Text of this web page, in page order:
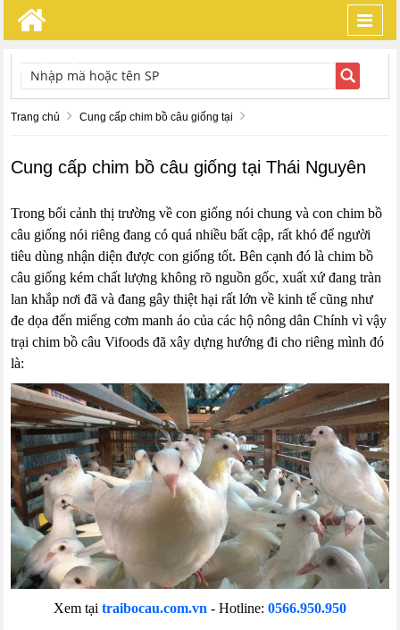
TÌM KIẾM
Trang chủ Cung cấp chim bồ câu giống tại
Cung cấp chim bồ câu giống tại Thái Nguyên
Trong bối cảnh thị trường về con giống nói chung và con chim bồ
câu giống nói riêng đang có quá nhiều bất cập, rất khó để người
tiêu dùng nhận diện được con giống tốt. Bên cạnh đó là chim bồ
câu giống kém chất lượng không rõ nguồn gốc, xuất xứ đang tràn
lan khắp nơi đã và đang gây thiệt hại rất lớn về kinh tế cũng như
đe dọa đến miếng cơm manh áo của các hộ nông dân Chính vì vậy
trại chim bồ câu Vifoods đã xây dựng hướng đi cho riêng mình đó
là:
Xem tại traibocau.com.vn - Hotline: 0566.950.950